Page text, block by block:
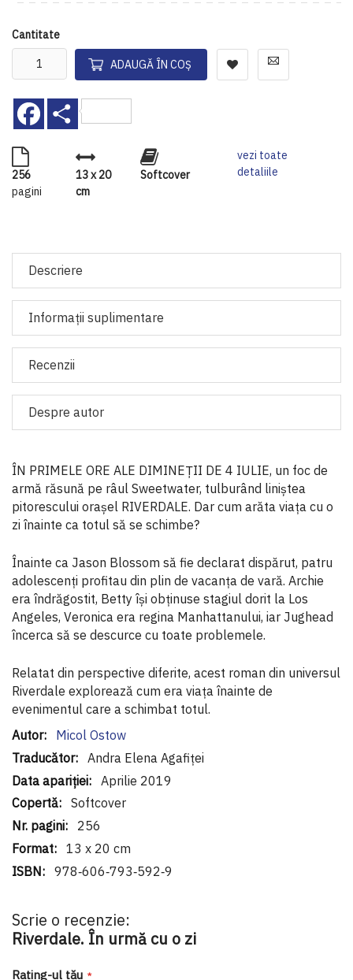
Cantitate
ADAUGĂ ÎN COȘ
Facebook
256
pagini
13 x 20
cm
Softcover
vezi toate
detaliile
Descriere
Informaţii suplimentare
Recenzii
Despre autor
ÎN PRIMELE ORE ALE DIMINEȚII DE 4 IULIE, un foc de
armă răsună pe râul Sweetwater, tulburând liniștea
pitorescului orașel RIVERDALE. Dar cum arăta viața cu o
zi înainte ca totul să se schimbe?
Înainte ca Jason Blossom să fie declarat dispărut, patru
adolescenți profitau din plin de vacanța de vară. Archie
era îndrăgostit, Betty își obținuse stagiul dorit la Los
Angeles, Veronica era regina Manhattanului, iar Jughead
încerca să se descurce cu toate problemele.
Relatat din perspective diferite, acest roman din universul
Riverdale explorează cum era viața înainte de
evenimentul care a schimbat totul.
Informaţii
suplimentare
Micol Ostow
Andra Elena Agafiței
Aprilie 2019
Softcover
256
13 x 20 cm
978‑606‑793‑592‑9
Scrie o recenzie:
Riverdale. În urmă cu o zi
Rating-ul tău